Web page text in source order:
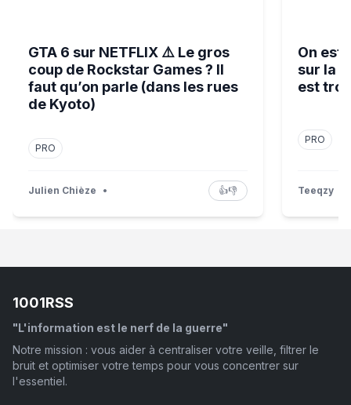
GTA 6 sur NETFLIX ⚠️ Le gros
coup de Rockstar Games ? Il
faut qu’on parle (dans les rues
de Kyoto)
PRO
Julien Chièze • 👍👎
On est
sur la
est
PRO
Teeqzy
1001RSS
"L'information est le nerf de la guerre"
Notre mission : vous aider à centraliser votre veille, filtrer le
bruit et optimiser votre temps pour vous concentrer sur
l'essentiel.